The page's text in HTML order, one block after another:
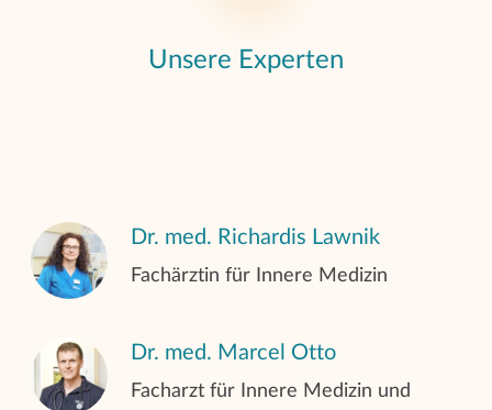
Unsere Experten
Dr. med. Richardis Lawnik
Fachärztin für Innere Medizin
Dr. med. Marcel Otto
Facharzt für Innere Medizin und